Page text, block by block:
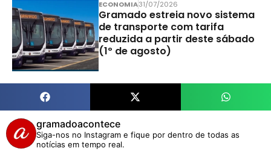
ECONOMIA31/07/2026
Gramado estreia novo sistema
de transporte com tarifa
reduzida a partir deste sábado
(1º de agosto)
gramadoacontece
Siga-nos no Instagram e fique por dentro de todas as
notícias em tempo real.